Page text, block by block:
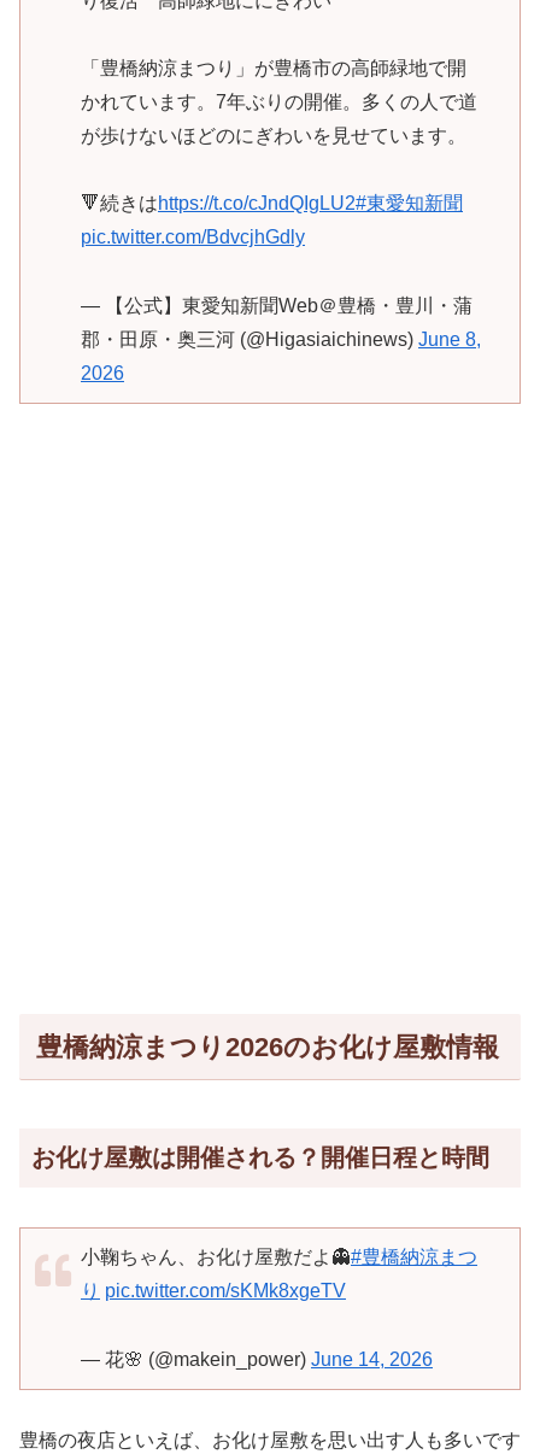
「豊橋納涼まつり」が豊橋市の高師緑地で開
かれています。7年ぶりの開催。多くの人で道
が歩けないほどのにぎわいを見せています。
🔻続きはhttps://t.co/cJndQIgLU2#東愛知新聞
pic.twitter.com/BdvcjhGdly
— 【公式】東愛知新聞Web＠豊橋・豊川・蒲
郡・田原・奥三河 (@Higasiaichinews) June 8,
2026
豊橋納涼まつり2026のお化け屋敷情報
お化け屋敷は開催される？開催日程と時間
小鞠ちゃん、お化け屋敷だよ👻#豊橋納涼まつ
り pic.twitter.com/sKMk8xgeTV
— 花🌸 (@makein_power) June 14, 2026
豊橋の夜店といえば、お化け屋敷を思い出す人も多いです